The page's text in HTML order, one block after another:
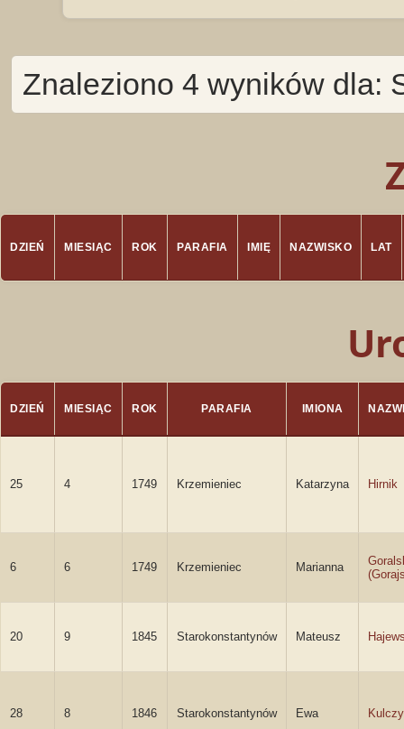
Znaleziono 4 wyników dla:
DZIEŃ MIESIĄC ROK PARAFIA IMIĘ NAZWISKO LAT
DZIEŃ MIESIĄC ROK PARAFIA IMIONA
25 4 1749 Krzemieniec Katarzyna Hirnik
6 6 1749 Krzemieniec Marianna
20 9 1845 Starokonstantynów Mateusz
28 8 1846 Starokonstantynów Ewa